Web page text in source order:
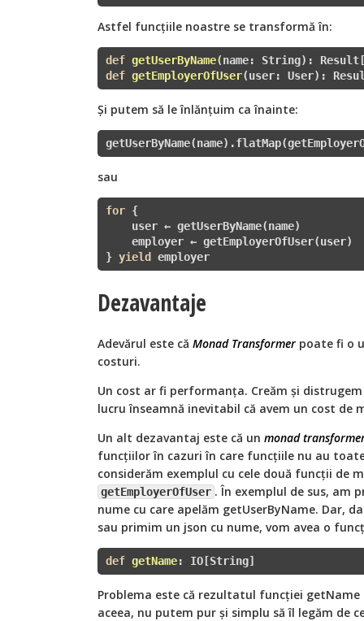
Astfel funcțiile noastre se transformă în:
def getUserByName(name: String) :
def getEmployerOfUser(user: User) :
Și putem să le înlănțuim ca înainte:
sau
for {
    user ← getUserByName(name)
    employer ← getEmployerOfUser(user)
} yield employer
Dezavantaje
Adevărul este că Monad Transformer poate fi o
costuri.
Un cost ar fi performanța. Creăm și
lucru înseamnă inevitabil că avem un cost de
Un alt dezavantaj este că un monad
funcțiilor în cazuri în care funcțiile nu au
considerăm exemplul cu cele două funcții de
getEmployerOfUser . În exemplul de sus, am
nume cu care apelăm getUserByName. Dar,
sau primim un json cu nume, vom avea o
def getName: IO[String]
Problema este că rezultatul funcției getName
aceea, nu putem pur și simplu să îl legăm de